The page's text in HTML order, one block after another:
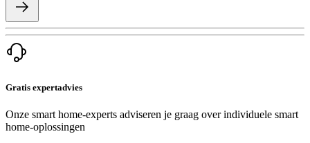
Gratis expertadvies
Onze smart home-experts adviseren je graag over individuele smart
home-oplossingen